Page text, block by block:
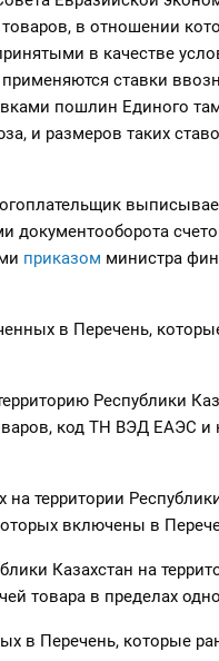
в отношении
в качестве
применяются ставки
пошлин Единого
и размеров таких
документооборота
приказом министра
в Перечень,
Республики
код ТН ВЭД ЕАЭС
территории
включены в
Казахстан на
товара в пределах
в Перечень, которые